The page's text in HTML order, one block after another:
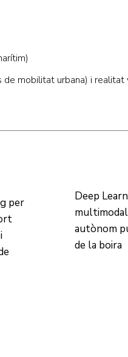
de mobilitat urbana) i realitat
per
Deep
autònom
de la boira